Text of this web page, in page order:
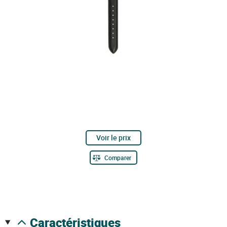
Voir le prix
Comparer
caractéristiques